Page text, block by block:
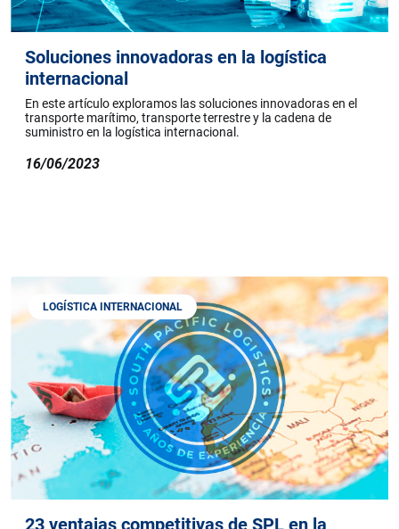
Soluciones innovadoras en la logística
internacional
En este artículo exploramos las soluciones innovadoras en el
transporte marítimo, transporte terrestre y la cadena de
suministro en la logística internacional.
16/06/2023
LOGÍSTICA INTERNACIONAL
23 ventajas competitivas de SPL en la